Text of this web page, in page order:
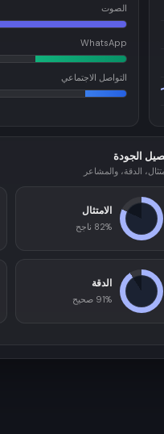
الصوت
WhatsApp
التواصل الاجتماعي
الجودة
الدقة، والمشاعر
الامتثال
82% ناجح
الدقة
91% صحيح